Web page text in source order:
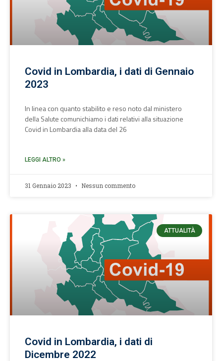
Covid in Lombardia, i dati di Gennaio
2023
In linea con quanto stabilito e reso noto dal ministero
della Salute comunichiamo i dati relativi alla situazione
Covid in Lombardia alla data del 26
LEGGI ALTRO »
31 Gennaio 2023 Nessun commento
ATTUALITÀ
Covid in Lombardia, i dati di
Dicembre 2022